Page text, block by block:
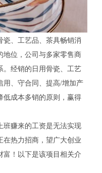
、工艺品、茶具畅销消
地位，公司与多家零售商
。经销的日用骨瓷、工艺
用、守合同、提高/增加产
低成本多销的原则，赢得
赚来的工资是无法实现
在热力招商，望广大创业
富！以下是该项目相关介